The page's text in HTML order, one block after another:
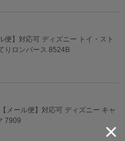
便】対応可 ディズニー トイ・スト
りロンパース 8524B
メール便】対応可 ディズニー キャ
7909